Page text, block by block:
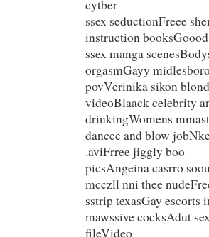
cytber
ssex seductionFreee
instruction booksGoood
ssex manga
orgasmGayy
povVerinika sikon
videoBlaack celebrity
drinkingWomens
dancce and blow
.aviFrree jiggly boo
picsAngeina casrro
mcczll nni thee
sstrip texasGay
mawssive cocksAdut
fileVideo